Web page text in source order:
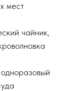
мест
чайник,